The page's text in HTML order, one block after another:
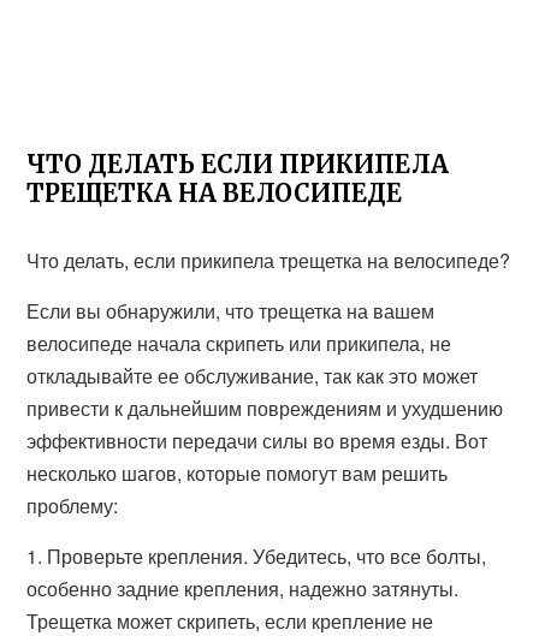
ЧТО ДЕЛАТЬ ЕСЛИ ПРИКИПЕЛА
ТРЕЩЕТКА НА ВЕЛОСИПЕДЕ
Что делать, если прикипела трещетка на велосипеде?
Если вы обнаружили, что трещетка на вашем
велосипеде начала скрипеть или прикипела, не
откладывайте ее обслуживание, так как это может
привести к дальнейшим повреждениям и ухудшению
эффективности передачи силы во время езды. Вот
несколько шагов, которые помогут вам решить
проблему:
1. Проверьте крепления. Убедитесь, что все болты,
особенно задние крепления, надежно затянуты.
Трещетка может скрипеть, если крепление не